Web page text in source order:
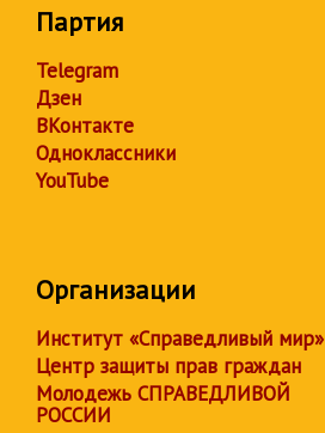
Партия
Telegram
Дзен
ВКонтакте
Одноклассники
YouTube
Организации
Институт «Справедливый мир»
Центр защиты прав граждан
Молодежь СПРАВЕДЛИВОЙ
РОССИИ